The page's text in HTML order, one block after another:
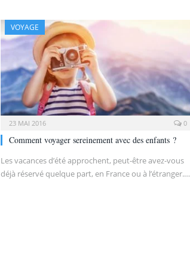
VOYAGE
23 MAI 2016 0
Comment voyager sereinement avec des enfants ?
Les vacances d’été approchent, peut-être avez-vous
déjà réservé quelque part, en France ou à l’étranger.…